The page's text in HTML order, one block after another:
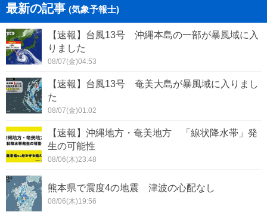
最新の記事 (気象予報士)
【速報】台風13号 沖縄本島の一部が暴風域に入
りました
08/07(金)04:53
【速報】台風13号 奄美大島が暴風域に入りまし
た
08/07(金)01:02
【速報】沖縄地方・奄美地方 「線状降水帯」発
生の可能性
08/06(木)23:48
熊本県で震度4の地震 津波の心配なし
08/06(木)19:56